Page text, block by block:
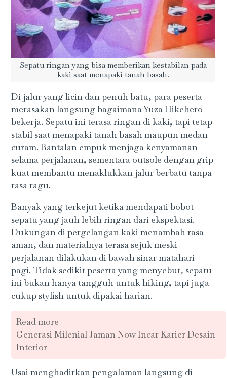
Sepatu ringan yang bisa memberikan kestabilan pada
kaki saat menapaki tanah basah.
Di jalur yang licin dan penuh batu, para peserta
merasakan langsung bagaimana Yuza Hikehero
bekerja. Sepatu ini terasa ringan di kaki, tapi tetap
stabil saat menapaki tanah basah maupun medan
curam. Bantalan empuk menjaga kenyamanan
selama perjalanan, sementara outsole dengan grip
kuat membantu menaklukkan jalur berbatu tanpa
rasa ragu.
Banyak yang terkejut ketika mendapati bobot
sepatu yang jauh lebih ringan dari ekspektasi.
Dukungan di pergelangan kaki menambah rasa
aman, dan materialnya terasa sejuk meski
perjalanan dilakukan di bawah sinar matahari
pagi. Tidak sedikit peserta yang menyebut, sepatu
ini bukan hanya tangguh untuk hiking, tapi juga
cukup stylish untuk dipakai harian.
Read more
Generasi Milenial Jaman Now Incar Karier Desain
Interior
Usai menghadirkan pengalaman langsung di